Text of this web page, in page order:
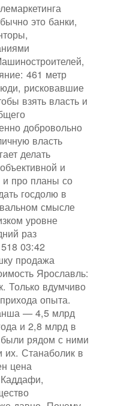
это банки,
461 метр
рисковавшие
взять власть и
добровольно
власть
делать
и
и про планы со
госдолю в
смысле
уровне
раз
03:42
продажа
Ярославль:
Только вдумчиво
опыта.
— 4,5 млрд
и 2,8 млрд в
рядом с ними
их. Станаболик в
цена